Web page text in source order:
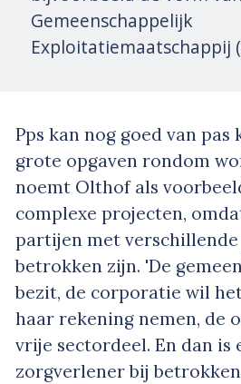
Gemeenschappelijk
Exploitatiemaatschappij
Pps kan nog goed van pas
grote opgaven rondom
noemt Olthof als
complexe projecten,
partijen met
betrokken zijn. 'De
bezit, de corporatie wil
haar rekening nemen, de
vrije sectordeel. En dan is
zorgverlener bij